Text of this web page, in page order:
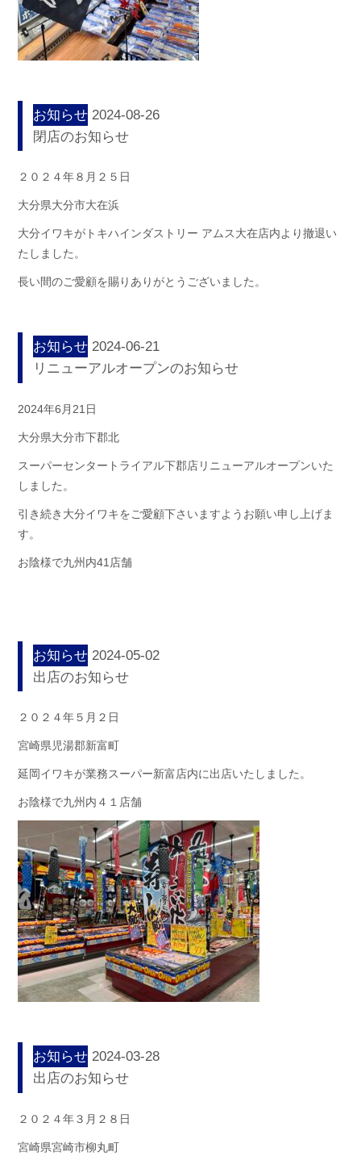
お知らせ 2024-08-26
閉店のお知らせ
２０２４年８月２５日
大分県大分市大在浜
大分イワキがトキハインダストリー アムス大在店内より撤退い
たしました。
長い間のご愛顧を賜りありがとうございました。
お知らせ 2024-06-21
リニューアルオープンのお知らせ
2024年6月21日
大分県大分市下郡北
スーパーセンタートライアル下郡店リニューアルオープンいた
しました。
引き続き大分イワキをご愛顧下さいますようお願い申し上げま
す。
お陰様で九州内41店舗
お知らせ 2024-05-02
出店のお知らせ
２０２４年５月２日
宮崎県児湯郡新富町
延岡イワキが業務スーパー新富店内に出店いたしました。
お陰様で九州内４１店舗
お知らせ 2024-03-28
出店のお知らせ
２０２４年３月２８日
宮崎県宮崎市柳丸町